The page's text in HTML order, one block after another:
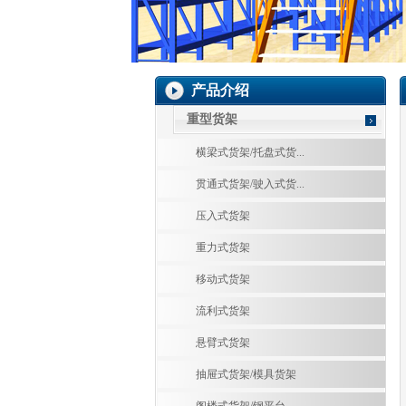
产品介绍
重型货架
横梁式货架/托盘式货...
贯通式货架/驶入式货...
压入式货架
重力式货架
移动式货架
流利式货架
悬臂式货架
抽屉式货架/模具货架